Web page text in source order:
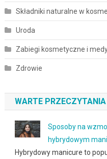
Składniki naturalne w
Uroda
Zabiegi kosmetyczne i
Zdrowie
WARTE PRZECZYTANIA
Sposoby na
hybrydowym
Hybrydowy manicure to